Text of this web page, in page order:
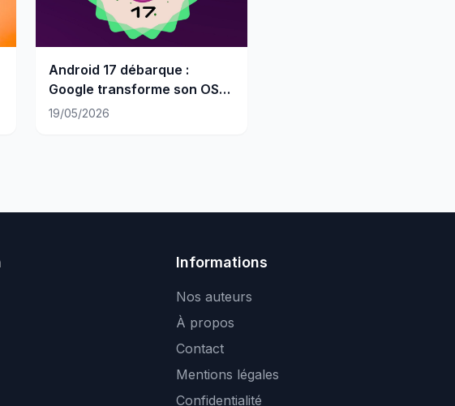
Android 17 débarque :
Google transforme son OS
en système d'intelligence
19/05/2026
Informations
Nos auteurs
À propos
Contact
Mentions légales
Confidentialité